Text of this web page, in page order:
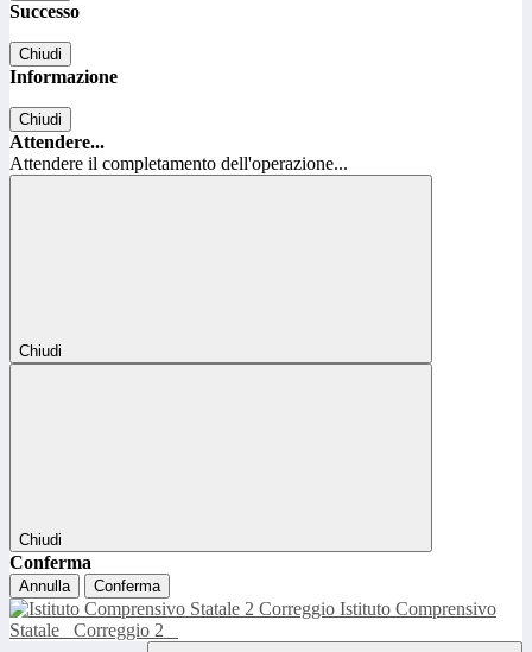
Successo
Chiudi
Informazione
Chiudi
Attendere...
Attendere il completamento dell'operazione...
Chiudi
Chiudi
Conferma
Annulla Conferma
Istituto Comprensivo
Statale
Correggio 2